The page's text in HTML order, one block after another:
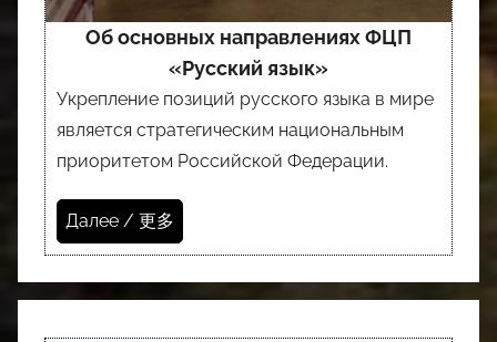
Об основных направлениях ФЦП
«Русский язык»
Укрепление позиций русского языка в мире
является стратегическим национальным
приоритетом Российской Федерации.
Далее / 更多